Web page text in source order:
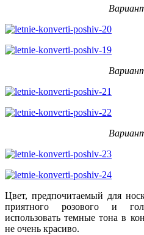
Цвет, предпочитаемый для
приятного розового и
использовать темные тона в
не очень красиво.